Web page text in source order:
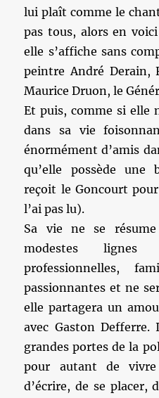
lui plaît comme le
pas tous, alors en
elle s’affiche sans
peintre André Derain,
Maurice Druon, le
Et puis, comme si elle
dans sa vie
énormément d’amis
qu’elle possède une
reçoit le Goncourt pour
l’ai pas lu).
Sa vie ne se
modestes
professionnelles,
passionnantes et ne
elle partagera un
avec Gaston
grandes portes de la
pour autant de
d’écrire, de se placer,